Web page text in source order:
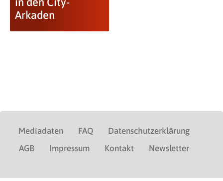
Arkaden
Mediadaten FAQ
Datenschutzerklärung
AGB
Impressum Kontakt Newsletter